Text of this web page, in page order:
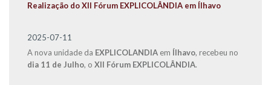
Realização do XII Fórum EXPLICOLÂNDIA em Ílhavo
2025-07-11
A nova unidade da EXPLICOLANDIA em Ílhavo, recebeu no
dia 11 de Julho, o XII Fórum EXPLICOLÂNDIA.